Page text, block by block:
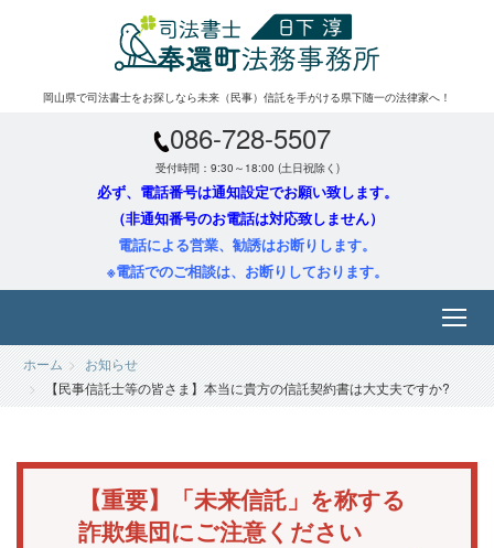
岡山県で司法書士をお探しなら未来（民事）信託を手がける県下随一の法律家へ！
086-728-5507
受付時間：9:30～18:00 (土日祝除く)
必ず、電話番号は通知設定でお願い致します。
（非通知番号のお電話は対応致しません）
電話による営業、勧誘はお断りします。
※電話でのご相談は、お断りしております。
ホーム
お知らせ
【民事信託士等の皆さま】本当に貴方の信託契約書は大丈夫ですか?
【重要】「未来信託」を称する
詐欺集団にご注意ください